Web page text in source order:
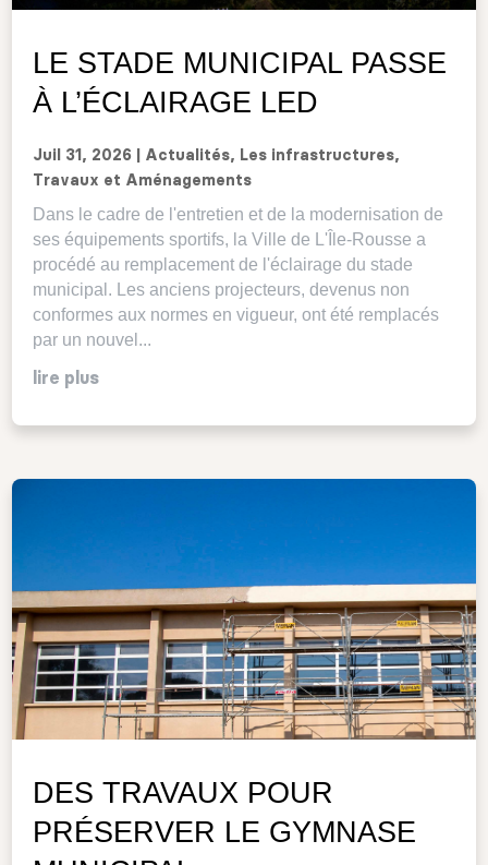
LE STADE MUNICIPAL PASSE
À L’ÉCLAIRAGE LED
Juil 31, 2026 Actualités, Les infrastructures,
Travaux et Aménagements
Dans le cadre de l'entretien et de la modernisation de
ses équipements sportifs, la Ville de L'Île-Rousse a
procédé au remplacement de l'éclairage du stade
municipal. Les anciens projecteurs, devenus non
conformes aux normes en vigueur, ont été remplacés
par un nouvel...
lire plus
DES TRAVAUX POUR
PRÉSERVER LE GYMNASE